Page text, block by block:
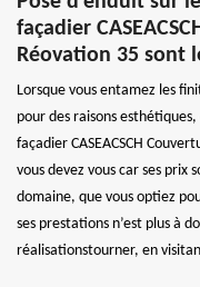
façadier
Réovation 35 sont
Lorsque vous entamez les
pour des raisons
façadier CASEACSCH
vous devez vous car ses prix
domaine, que vous optiez
ses prestations n’est plus à
réalisationstourner, en